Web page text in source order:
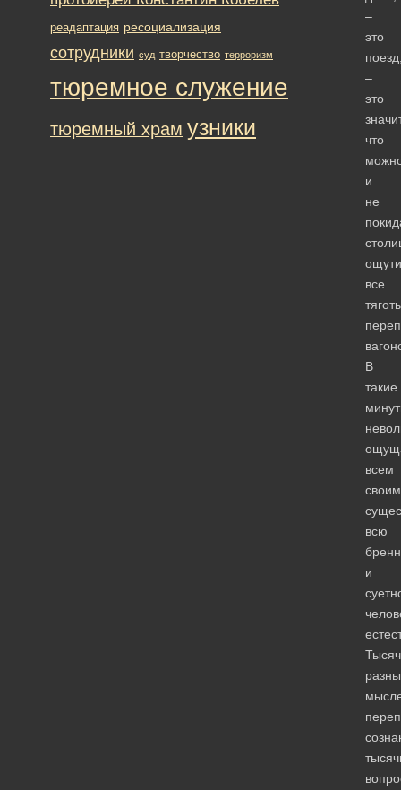
–
это
–
это
что
и
не
все
В
такие
всем
своим
всю
и
реадаптация ресоциализация
сотрудники суд творчество терроризм
тюремное служение
тюремный храм узники